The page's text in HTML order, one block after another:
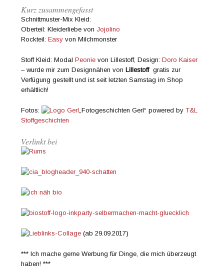
Kurz zusammengefasst
Schnittmuster-Mix Kleid:
Oberteil: Kleiderliebe von Jojolino
Rockteil:Easy von Milchmonster
Stoff Kleid: ModalPeonie von Lillestoff, Design:Doro Kaiser
– wurde mir zum Designnähen von Lillestoffgratis zur
Verfügung gestellt und ist seit letzten Samstag im Shop
erhältlich!
Fotos: „Fotogeschichten Gerl“ powered byT&L
Stoffgeschichten
Verlinkt bei
(ab 29.09.2017)
*** Ich mache gerne Werbung für Dinge, die mich überzeugt
haben! ***